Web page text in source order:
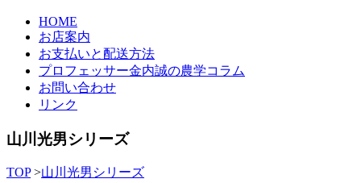
HOME
お店案内
お支払いと配送方法
プロフェッサー金内誠の農学コラム
お問い合わせ
リンク
山川光男シリーズ
TOP >山川光男シリーズ